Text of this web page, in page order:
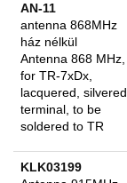
AN-11
antenna 868MHz
ház nélkül
Antenna 868 MHz,
for TR-7xDx,
lacquered, silvered
terminal, to be
soldered to TR
KLK03199